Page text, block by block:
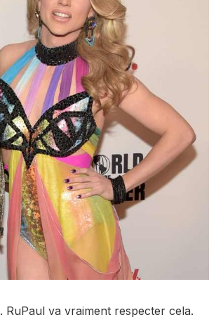
va vraiment respecter cela.